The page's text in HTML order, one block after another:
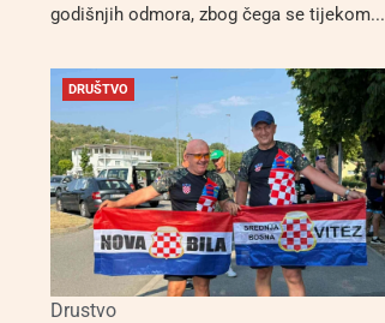
godišnjih odmora, zbog čega se tijekom...
DRUŠTVO
Drustvo